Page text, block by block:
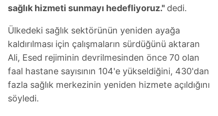
sağlık hizmeti sunmayı hedefliyoruz." dedi.
Ülkedeki sağlık sektörünün yeniden ayağa
kaldırılması için çalışmaların sürdüğünü aktaran
Ali, Esed rejiminin devrilmesinden önce 70 olan
faal hastane sayısının 104'e yükseldiğini, 430'dan
fazla sağlık merkezinin yeniden hizmete açıldığını
söyledi.